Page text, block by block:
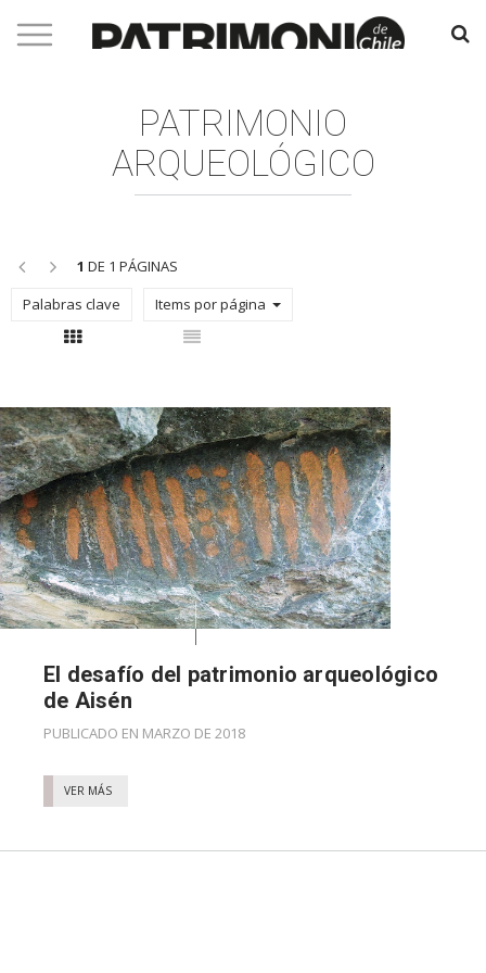
PATRIMONIO
ARQUEOLÓGICO
<< >> 1 DE 1 PÁGINAS
Palabras clave
Items por página
Con thumbnail Sin thumbnail
El desafío del patrimonio arqueológico
de Aisén
PUBLICADO EN MARZO DE 2018
VER MÁS